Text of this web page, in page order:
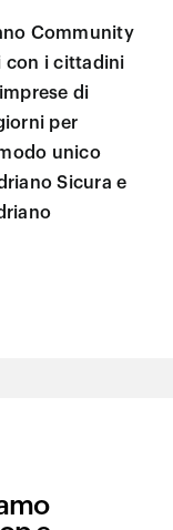
Community
con i cittadini
di
per
unico
Sicura e